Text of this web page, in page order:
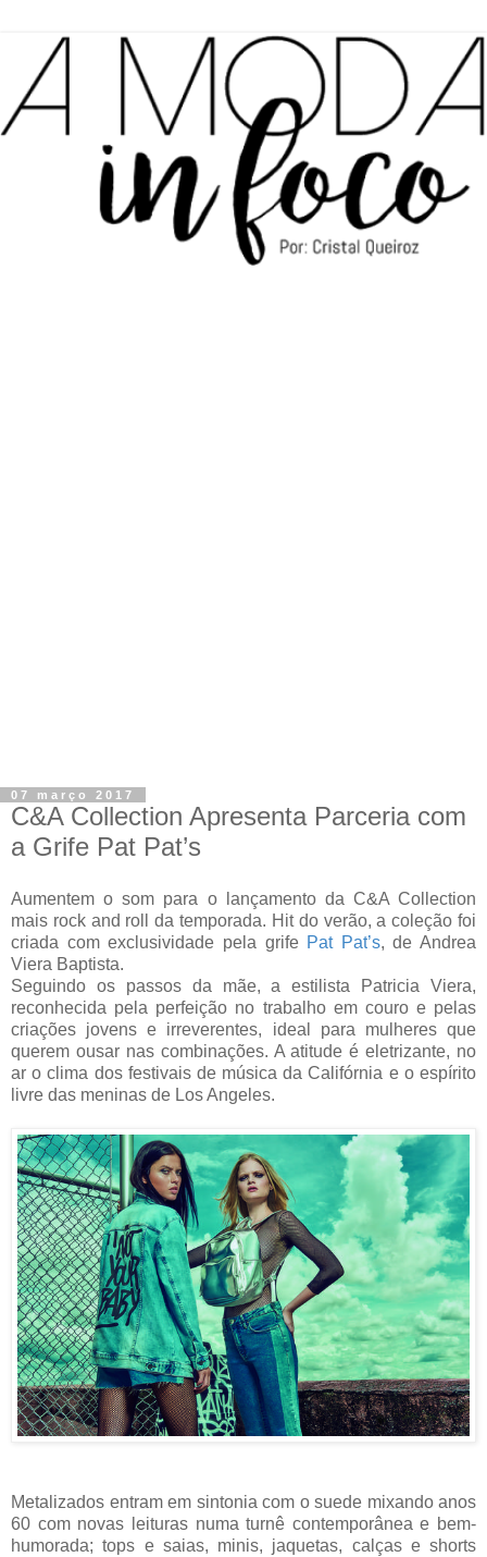
07 março 2017
C&A Collection Apresenta Parceria com
a Grife Pat Pat’s
Aumentem o som para o lançamento da C&A Collection
mais rock and roll da temporada. Hit do verão, a coleção foi
criada com exclusividade pela grife Pat Pat’s, de Andrea
Viera Baptista.
Seguindo os passos da mãe, a estilista Patricia Viera,
reconhecida pela perfeição no trabalho em couro e pelas
criações jovens e irreverentes, ideal para mulheres que
querem ousar nas combinações. A atitude é eletrizante, no
ar o clima dos festivais de música da Califórnia e o espírito
livre das meninas de Los Angeles.
Metalizados entram em sintonia com o suede mixando anos
60 com novas leituras numa turnê contemporânea e bem-
humorada; tops e saias, minis, jaquetas, calças e shorts